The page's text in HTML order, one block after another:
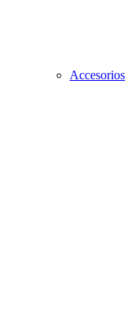
Accesorios